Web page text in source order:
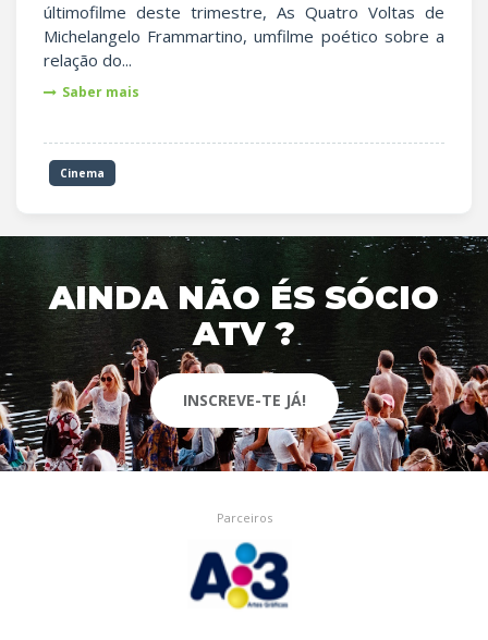
últimofilme deste trimestre, As Quatro Voltas de
Michelangelo Frammartino, umfilme poético sobre a
relação do...
Saber mais
Cinema
AINDA NÃO ÉS SÓCIO
ATV ?
INSCREVE-TE JÁ!
Parceiros